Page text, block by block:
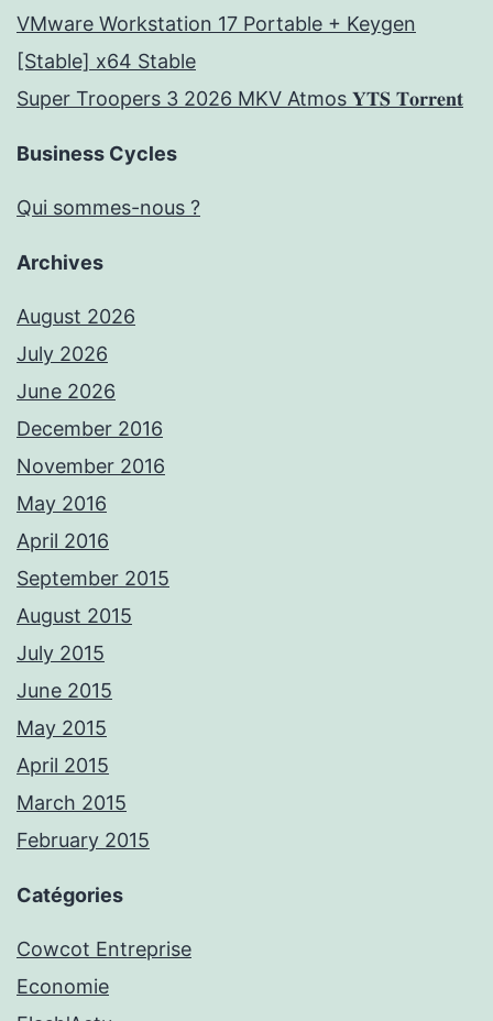
VMware Workstation 17 Portable + Keygen
[Stable] x64 Stable
Super Troopers 3 2026 MKV Atmos 𝐘𝐓𝐒 𝐓𝐨𝐫𝐫𝐞𝐧𝐭
Business Cycles
Qui sommes-nous ?
Archives
August 2026
July 2026
June 2026
December 2016
November 2016
May 2016
April 2016
September 2015
August 2015
July 2015
June 2015
May 2015
April 2015
March 2015
February 2015
Catégories
Cowcot Entreprise
Economie